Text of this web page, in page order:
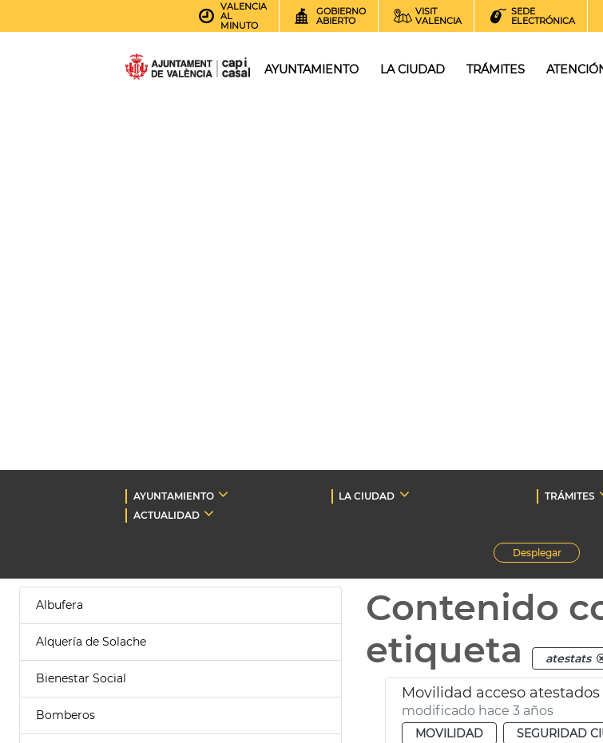
VALENCIA
AL
MINUTO
GOBIERNO
ABIERTO
VISIT
VALENCIA
SEDE
ELECTRÓNICA
AYUNTAMIENTO LA CIUDAD TRÁMITES
AYUNTAMIENTO LA CIUDAD TRÁMITES
ACTUALIDAD
Desplegar
Albufera
Alquería de Solache
Bienestar Social
Bomberos
Contenido
etiqueta
atestats
Movilidad acceso atestados
modificado hace 3 años
MOVILIDAD SEGURIDAD